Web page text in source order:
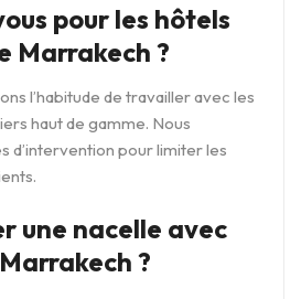
pour les hôtels
Marrakech ?
l’habitude de travailler avec les
haut de gamme. Nous
d’intervention pour limiter les
une nacelle avec
?